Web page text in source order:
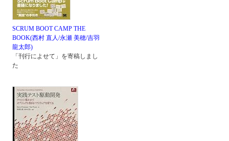
SCRUM BOOT CAMP THE
BOOK(西村 直人/永瀬 美穂/吉羽
龍太郎)
「刊行によせて」を寄稿しまし
た